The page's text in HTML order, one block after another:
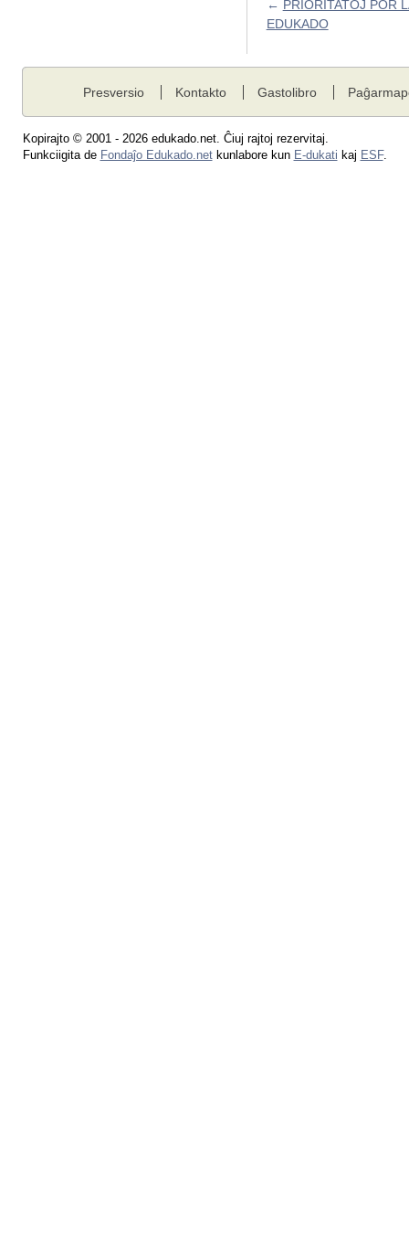
← PRIORITATOJ POR
EDUKADO
Presversio Kontakto Gastolibro
Kopirajto © 2001 - 2026 edukado.net. Ĉiuj rajtoj rezervitaj.
Funkciigita de Fondaĵo Edukado.netkunlabore kun E-dukati kaj ESF.